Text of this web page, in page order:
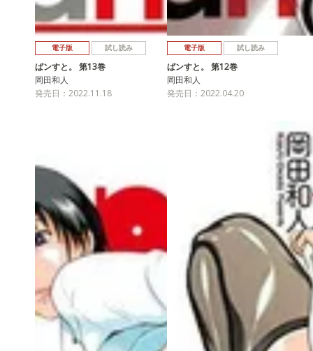
電子版 試し読み
ぱンすと。 第13巻
岡田和人
発売日：2022.11.18
電子版 試し読み
ぱンすと。 第12巻
岡田和人
発売日：2022.04.20